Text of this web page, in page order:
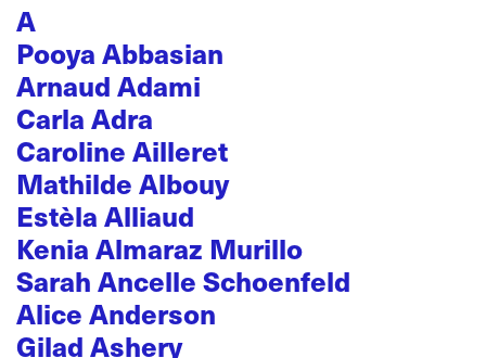
A
Pooya Abbasian
Arnaud Adami
Carla Adra
Caroline Ailleret
Mathilde Albouy
Estèla Alliaud
Kenia Almaraz Murillo
Sarah Ancelle Schoenfeld
Alice Anderson
Gilad Ashery